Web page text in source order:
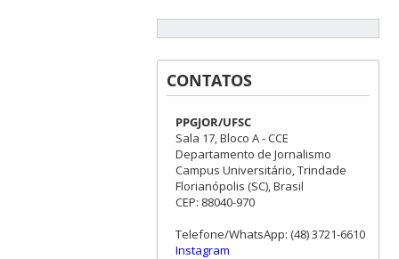
CONTATOS
PPGJOR/UFSC
Sala 17, Bloco A - CCE
Departamento de Jornalismo
Campus Universitário, Trindade
Florianópolis (SC), Brasil
CEP: 88040-970
Telefone/WhatsApp: (48) 3721-6610
Instagram